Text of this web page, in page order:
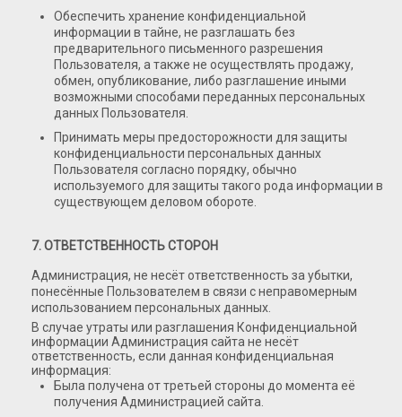
Обеспечить хранение конфиденциальной
информации в тайне, не разглашать без
предварительного письменного разрешения
Пользователя, а также не осуществлять продажу,
обмен, опубликование, либо разглашение иными
возможными способами переданных персональных
данных Пользователя.
Принимать меры предосторожности для защиты
конфиденциальности персональных данных
Пользователя согласно порядку, обычно
используемого для защиты такого рода информации в
существующем деловом обороте.
7. ОТВЕТСТВЕННОСТЬ СТОРОН
Администрация, не несёт ответственность за убытки,
понесённые Пользователем в связи с неправомерным
использованием персональных данных.
В случае утраты или разглашения Конфиденциальной
информации Администрация сайта не несёт
ответственность, если данная конфиденциальная
информация:
Была получена от третьей стороны до момента её
получения Администрацией сайта.